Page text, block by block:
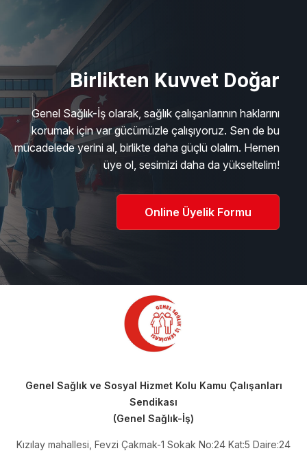
Birlikten Kuvvet Doğar
Genel Sağlık-İş olarak, sağlık çalışanlarının haklarını
korumak için var gücümüzle çalışıyoruz. Sen de bu
mücadelede yerini al, birlikte daha güçlü olalım. Hemen
üye ol, sesimizi daha da yükseltelim!
Online Üyelik Formu
Genel Sağlık ve Sosyal Hizmet Kolu Kamu Çalışanları
Sendikası
(Genel Sağlık-İş)
Kızılay mahallesi, Fevzi Çakmak-1 Sokak No:24 Kat:5 Daire:24